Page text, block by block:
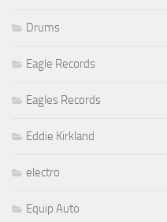
Drums
Eagle Records
Eagles Records
Eddie Kirkland
electro
Equip Auto